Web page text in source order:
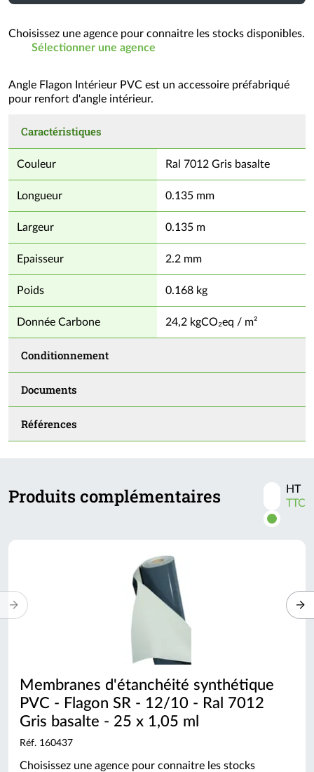
=
(voir
conditionnement)
Choisissez une agence pour connaitre les stocks disponibles.
Sélectionner une agence
Angle Flagon Intérieur PVC est un accessoire préfabriqué
pour renfort d'angle intérieur.
Caractéristiques
Couleur Ral 7012 Gris basalte
Longueur 0.135 mm
Largeur 0.135 m
Epaisseur 2.2 mm
Poids 0.168 kg
Donnée Carbone 24,2 kgCO₂eq / m²
Conditionnement
Documents
Références
Produits complémentaires
Activer
les
HT
TTC
Membranes d'étanchéité synthétique
PVC - Flagon SR - 12/10 - Ral 7012
Gris basalte - 25 x 1,05 ml
Réf. 160437
Choisissez une agence pour connaitre les stocks